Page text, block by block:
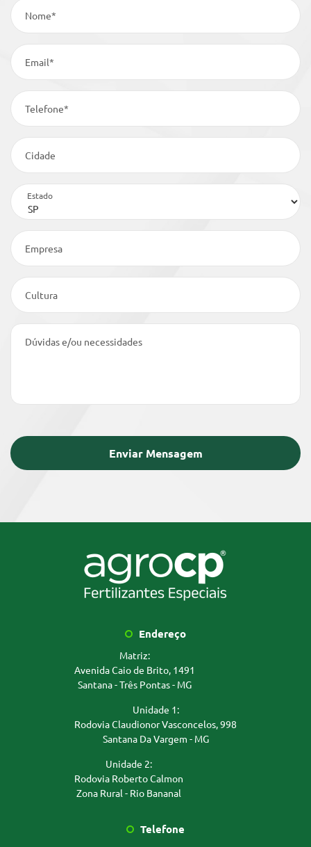
Nome*
Email*
Telefone*
Cidade
Estado
Empresa
Cultura
Dúvidas e/ou necessidades
Endereço
Matriz:
Avenida Caio de Brito, 1491
Santana - Três Pontas - MG
Unidade 1:
Rodovia Claudionor Vasconcelos, 998
Santana Da Vargem - MG
Unidade 2:
Rodovia Roberto Calmon
Zona Rural - Rio Bananal
Telefone